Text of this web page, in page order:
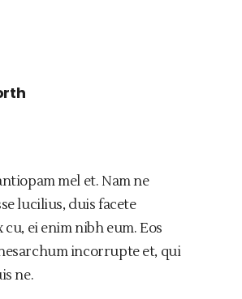
mel et. Nam ne
lucilius, duis facete
cu, ei enim nibh eum. Eos
incorrupte et, qui
ne.